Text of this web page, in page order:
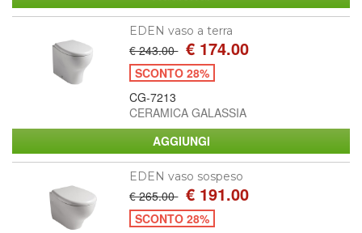
EDEN vaso a terra
€ 243.00 € 174.00
SCONTO 28%
CG-7213
CERAMICA GALASSIA
EDEN vaso sospeso
€ 265.00 € 191.00
SCONTO 28%